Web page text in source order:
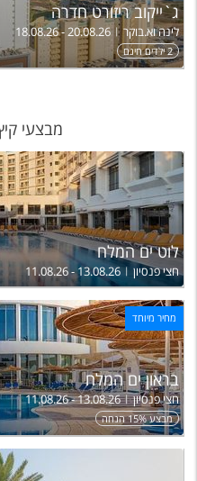
ג`ייקוב ריזורט חדרה
לינה וא.בוקר 18.08.26 - 20.08.26
2 ילדים חינם
מבצעי
לוט ים המלח
חצי פנסיון 11.08.26 - 13.08.26
מחיר מיוחד
בראון ים המלח
חצי פנסיון 11.08.26 - 13.08.26
מבצע 15% הנחה